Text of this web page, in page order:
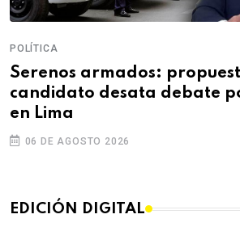
POLÍTICA
Serenos armados:
candidato desata debate
en Lima
06 DE AGOSTO 2026
EDICIÓN DIGITAL